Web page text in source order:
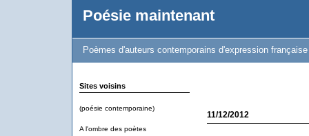
Poésie maintenant
Poèmes d'auteurs contemporains d'expression française
Sites voisins
(poésie contemporaine)
A l'ombre des poètes
11/12/2012